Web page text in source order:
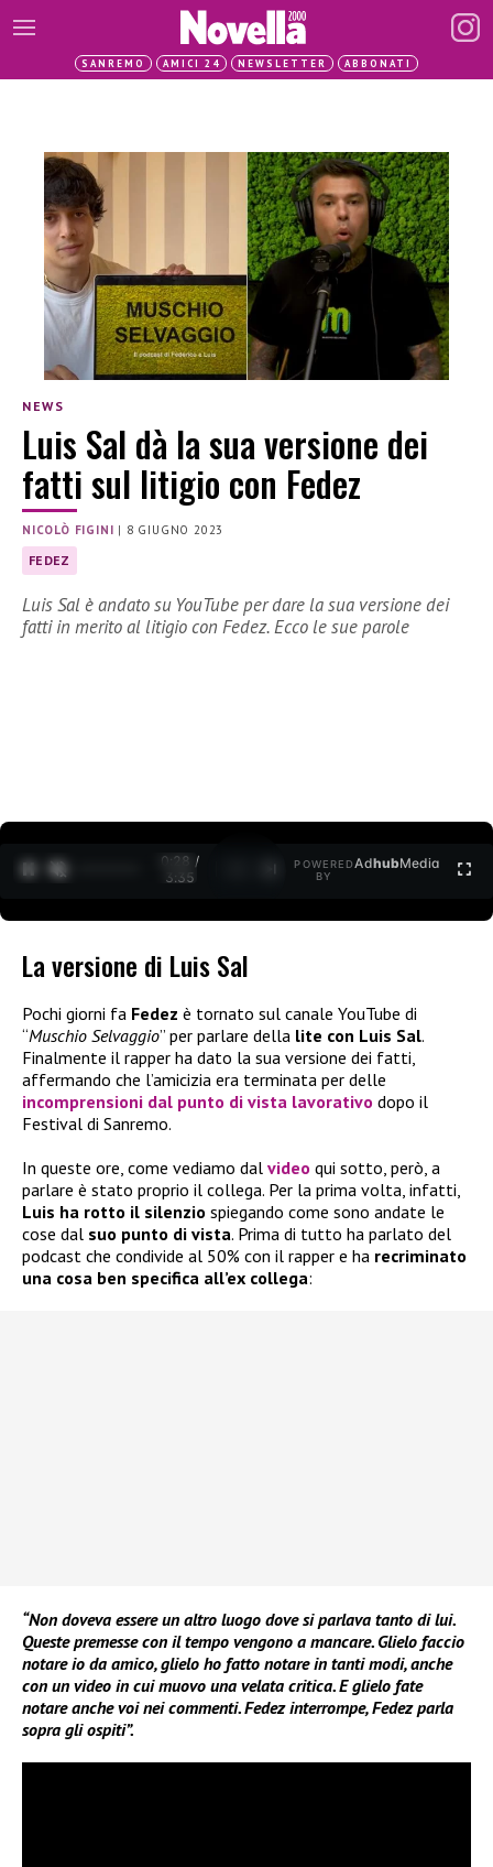
SANREMO AMICI 24 NEWSLETTER ABBONATI
NEWS
Luis Sal dà la sua versione dei
fatti sul litigio con Fedez
NICOLÒ FIGINI | 8 GIUGNO 2023
FEDEZ
Luis Sal è andato su YouTube per dare la sua versione dei
fatti in merito al litigio con Fedez. Ecco le sue parole
0:29 /
3:35
POWERED
BY
AdhubMedia
La versione di Luis Sal
Pochi giorni fa Fedez è tornato sul canale YouTube di
“Muschio Selvaggio” per parlare della lite con Luis Sal.
Finalmente il rapper ha dato la sua versione dei fatti,
affermando che l’amicizia era terminata per delle
incomprensioni dal punto di vista lavorativo dopo il
Festival di Sanremo.
In queste ore, come vediamo dal video qui sotto, però, a
parlare è stato proprio il collega. Per la prima volta, infatti,
Luis ha rotto il silenzio spiegando come sono andate le
cose dal suo punto di vista. Prima di tutto ha parlato del
podcast che condivide al 50% con il rapper e ha recriminato
una cosa ben specifica all’ex collega:
“Non doveva essere un altro luogo dove si parlava tanto di lui.
Queste premesse con il tempo vengono a mancare. Glielo faccio
notare io da amico, glielo ho fatto notare in tanti modi, anche
con un video in cui muovo una velata critica. E glielo fate
notare anche voi nei commenti. Fedez interrompe, Fedez parla
sopra gli ospiti”.